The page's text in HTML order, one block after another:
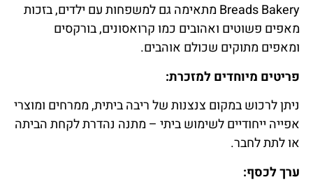
Breads Bakery מתאימה גם למשפחות עם ילדים, בזכות
מאפים פשוטים ואהובים כמו קרואסונים, בורקסים
ומאפים מתוקים שכולם אוהבים.
פריטים מיוחדים למזכרת:
ניתן לרכוש במקום צנצנות של ריבה ביתית, ממרחים ומוצרי
אפייה ייחודיים לשימוש ביתי – מתנה נהדרת לקחת הביתה
או לתת לחבר.
ערך לכסף: